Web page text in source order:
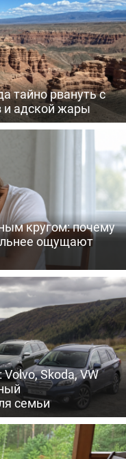
тайно рвануть с
и адской жары
кругом: почему
ощущают
Skoda, VW
семьи